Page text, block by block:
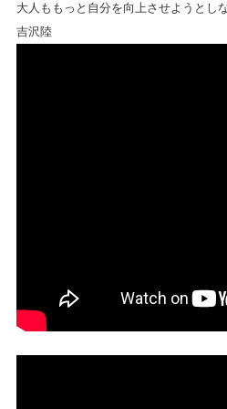
大人ももっと自分を向上させようとし
吉沢陸